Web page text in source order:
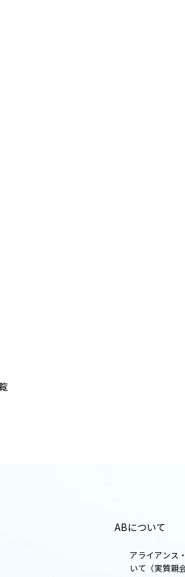
ABについて
アライアンス
いて（実質親